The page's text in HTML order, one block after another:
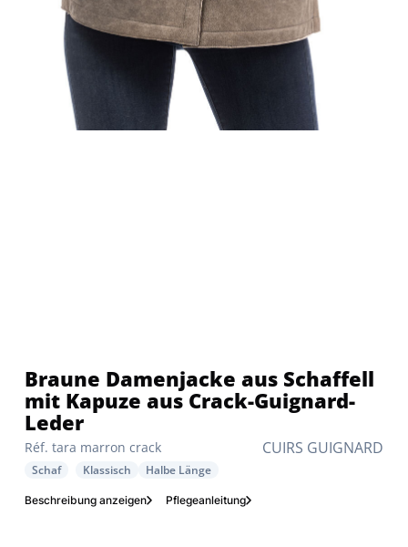
CUIRS GUIGNARD
Réf. tara marron crack
Braune Damenjacke aus Schaffell
mit Kapuze aus Crack-Guignard-
Leder
Schaf Klassisch Halbe Länge
Beschreibung anzeigen Pflegeanleitung